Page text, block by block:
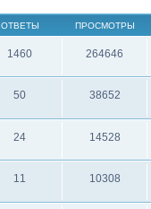
ОТВЕТЫ ПРОСМОТРЫ
1460 264646
50 38652
24 14528
11 10308